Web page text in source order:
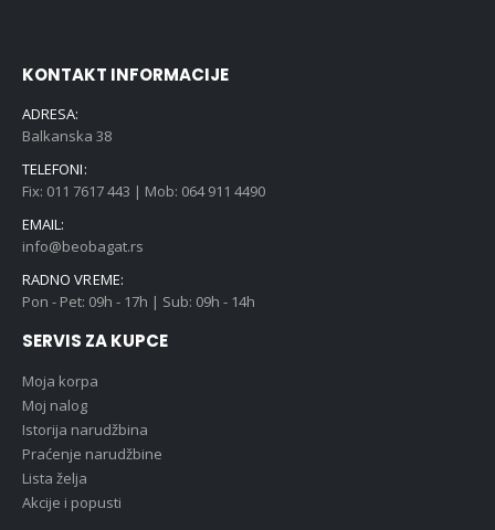
KONTAKT INFORMACIJE
ADRESA:
Balkanska 38
TELEFONI:
Fix: 011 7617 443 | Mob: 064 911 4490
EMAIL:
info@beobagat.rs
RADNO VREME:
Pon - Pet: 09h - 17h | Sub: 09h - 14h
SERVIS ZA KUPCE
Moja korpa
Moj nalog
Istorija narudžbina
Praćenje narudžbine
Lista želja
Akcije i popusti